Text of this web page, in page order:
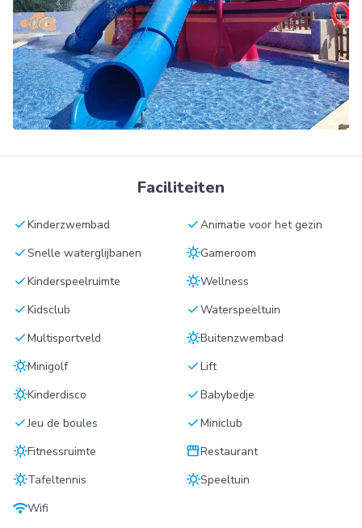
Faciliteiten
checkKinderzwembad checkAnimatie voor het gezin
checkSnelle waterglijbanen sunnyGameroom
checkKinderspeelruimte sunnyWellness
checkKidsclub checkWaterspeeltuin
checkMultisportveld sunnyBuitenzwembad
sunnyMinigolf checkLift
sunnyKinderdisco checkBabybedje
checkJeu de boules checkMiniclub
sunnyFitnessruimte storefrontRestaurant
sunnyTafeltennis sunnySpeeltuin
wifiWifi